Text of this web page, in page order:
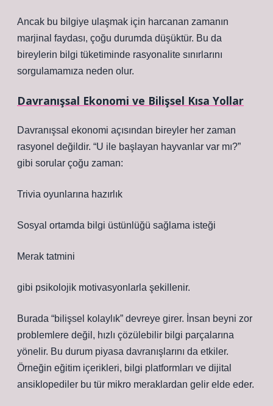
Ancak bu bilgiye ulaşmak için harcanan zamanın
marjinal faydası, çoğu durumda düşüktür. Bu da
bireylerin bilgi tüketiminde rasyonalite sınırlarını
sorgulamamıza neden olur.
Davranışsal Ekonomi ve Bilişsel Kısa Yollar
Davranışsal ekonomi açısından bireyler her zaman
rasyonel değildir. “U ile başlayan hayvanlar var mı?”
gibi sorular çoğu zaman:
Trivia oyunlarına hazırlık
Sosyal ortamda bilgi üstünlüğü sağlama isteği
Merak tatmini
gibi psikolojik motivasyonlarla şekillenir.
Burada “bilişsel kolaylık” devreye girer. İnsan beyni zor
problemlere değil, hızlı çözülebilir bilgi parçalarına
yönelir. Bu durum piyasa davranışlarını da etkiler.
Örneğin eğitim içerikleri, bilgi platformları ve dijital
ansiklopediler bu tür mikro meraklardan gelir elde eder.